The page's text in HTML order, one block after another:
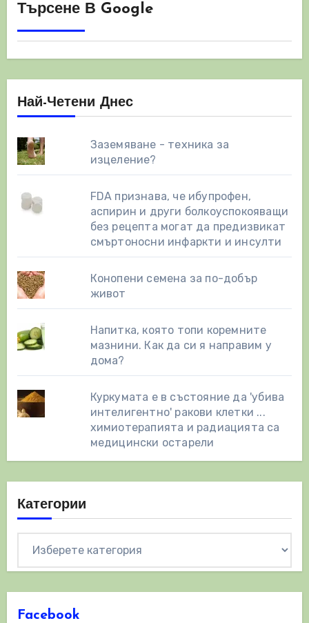
Търсене В Google
Най-Четени Днес
Заземяване - техника за
изцеление?
FDA признава, че ибупрофен,
аспирин и други болкоуспокояващи
без рецепта могат да предизвикат
смъртоносни инфаркти и инсулти
Конопени семена за по-добър
живот
Напитка, която топи коремните
мазнини. Как да си я направим у
дома?
Куркумата е в състояние да 'убива
интелигентно' ракови клетки ...
химиотерапията и радиацията са
медицински остарели
Категории
Facebook